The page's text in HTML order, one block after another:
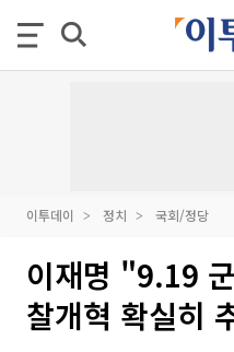
이투데이 정치 국회/정당
이재명 "9.19
찰개혁 확실히